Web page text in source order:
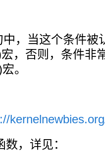
，当这个条件被
，否则，条件非
。
，详见：